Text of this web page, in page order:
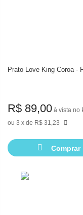
Prato
3 de R$ 31,23
R$ 89,00 à vista no
Comprar